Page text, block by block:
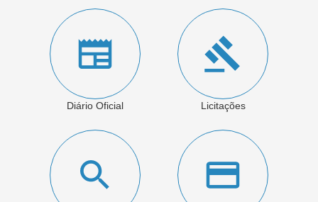
Diário Oficial Licitações